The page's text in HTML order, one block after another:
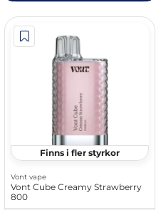
Finns i fler styrkor
Vont vape
Vont Cube Creamy Strawberry
800